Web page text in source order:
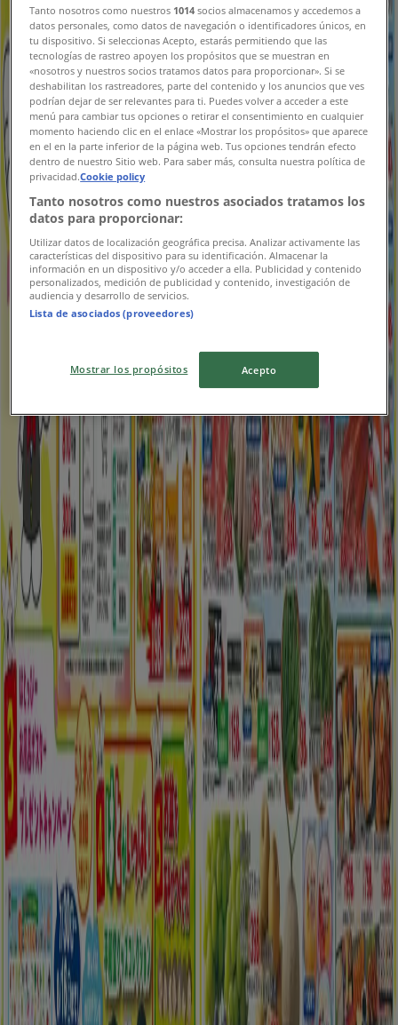
ヤマダ電機
あなたのための私たちの最高のオファー
8/14 日まで有効船橋市
新規
ヤマダ電機
選ばれた製品の素晴らしい割引
8/11 日まで有効船橋市
切花販売中 89号
8/16 日まで有効船橋市
新規
平和堂
排他的な取引と掘り出し物
明日で期限切れ
船橋市
新規
平和堂
私たちのお客様のための排他的な取引
8/12 日まで有効 船橋市
広告
Tanto nosotros como nuestros 1014 socios almacenamos y accedemos a
datos personales, como datos de navegación o identificadores únicos, en
tu dispositivo. Si seleccionas Acepto, estarás permitiendo que las
tecnologías de rastreo apoyen los propósitos que se muestran en
«nosotros y nuestros socios tratamos datos para proporcionar». Si se
deshabilitan los rastreadores, parte del contenido y los anuncios que ves
podrían dejar de ser relevantes para ti. Puedes volver a acceder a este
menú para cambiar tus opciones o retirar el consentimiento en cualquier
momento haciendo clic en el enlace «Mostrar los propósitos» que aparece
en el en la parte inferior de la página web. Tus opciones tendrán efecto
dentro de nuestro Sitio web. Para saber más, consulta nuestra política de
privacidad.Cookie policy
Tanto nosotros como nuestros asociados tratamos los
datos para proporcionar:
Utilizar datos de localización geográfica precisa. Analizar activamente las
características del dispositivo para su identificación. Almacenar la
información en un dispositivo y/o acceder a ella. Publicidad y contenido
personalizados, medición de publicidad y contenido, investigación de
audiencia y desarrollo de servicios.
Lista de asociados (proveedores)
Mostrar los propósitos Acepto